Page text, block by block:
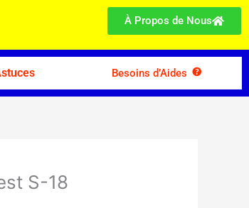
À Propos de Nous
Besoins d’Aides
S-18